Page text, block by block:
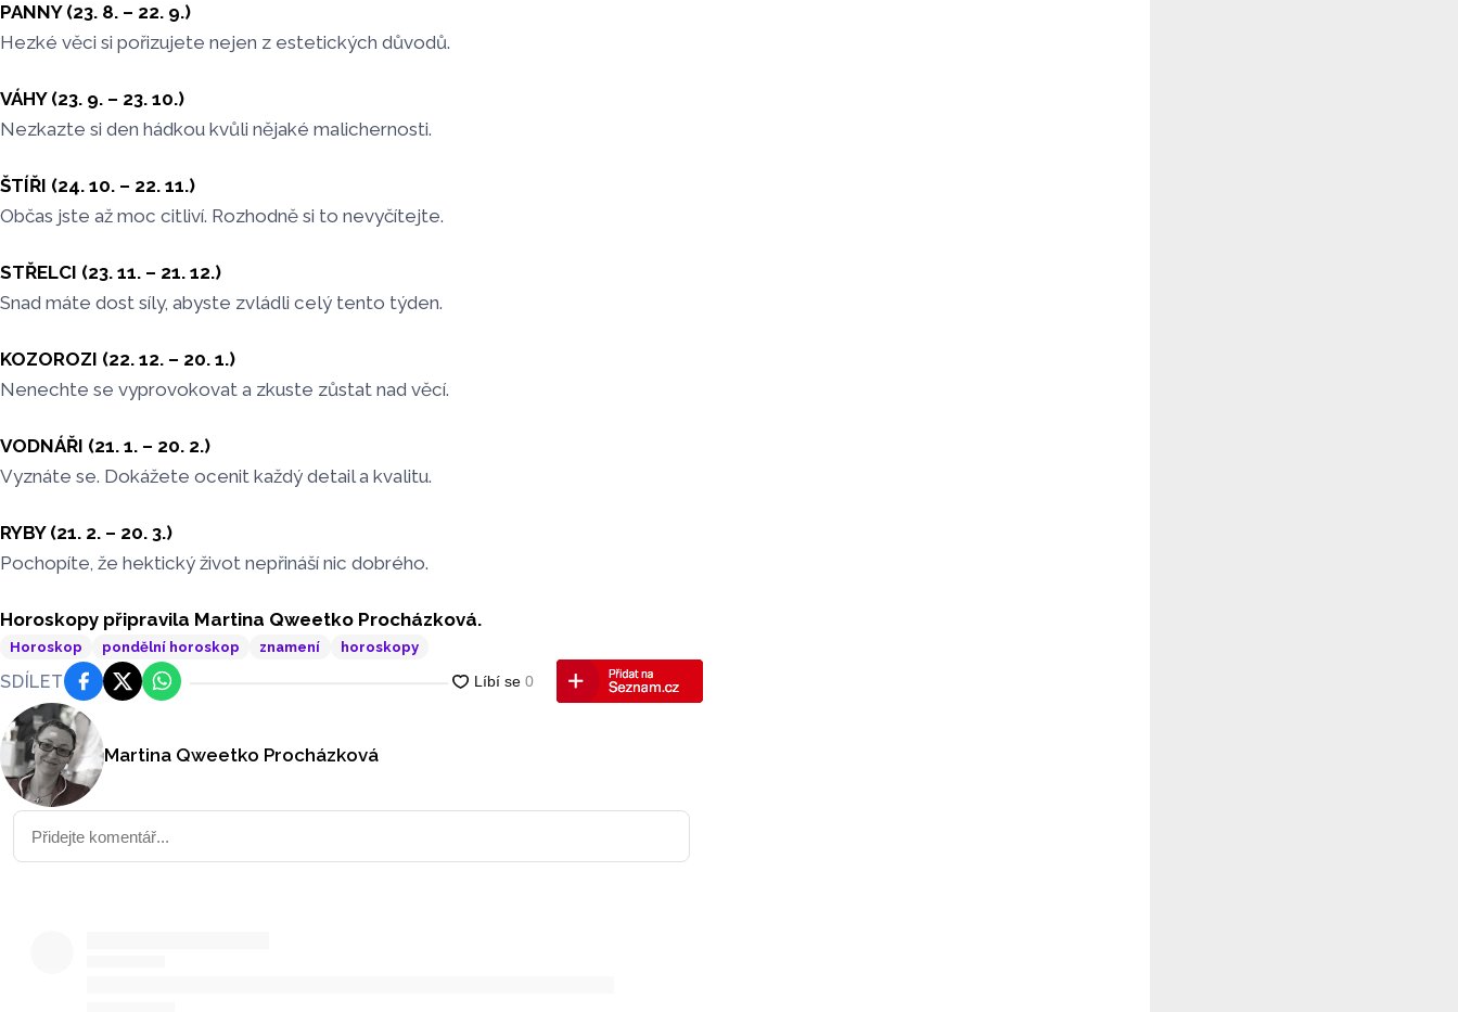
PANNY (23. 8. – 22. 9.)
Hezké věci si pořizujete nejen z estetických důvodů.
VÁHY (23. 9. – 23. 10.)
Nezkazte si den hádkou kvůli nějaké malichernosti.
ŠTÍŘI (24. 10. – 22. 11.)
Občas jste až moc citliví. Rozhodně si to nevyčítejte.
STŘELCI (23. 11. – 21. 12.)
Snad máte dost síly, abyste zvládli celý tento týden.
KOZOROZI (22. 12. – 20. 1.)
Nenechte se vyprovokovat a zkuste zůstat nad věcí.
VODNÁŘI (21. 1. – 20. 2.)
Vyznáte se. Dokážete ocenit každý detail a kvalitu.
RYBY (21. 2. – 20. 3.)
Pochopíte, že hektický život nepřináší nic dobrého.
Horoskopy připravila Martina Qweetko Procházková.
Horoskop pondělní horoskop znamení horoskopy
SDÍLET FacebookPlatforma X
WhatsApp
Martina Qweetko Procházková